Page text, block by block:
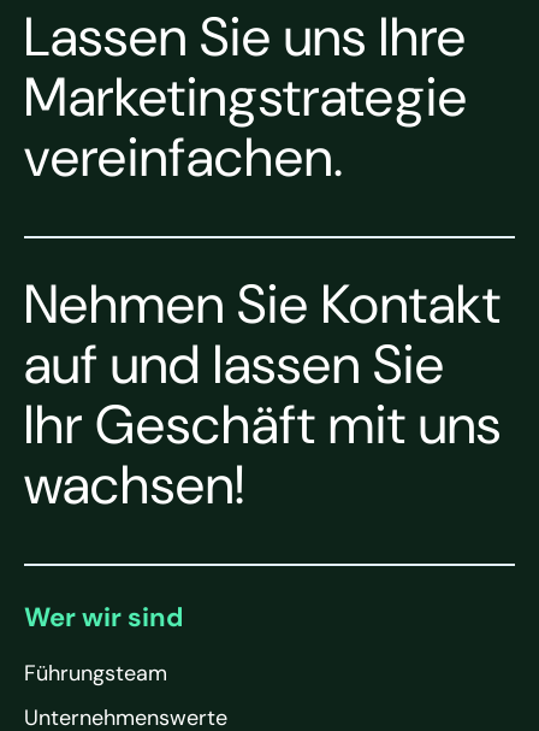
Lassen Sie uns Ihre
Marketingstrategie
vereinfachen.
Nehmen Sie Kontakt
auf und lassen Sie
Ihr Geschäft mit uns
wachsen!
Wer wir sind
Führungsteam
Unternehmenswerte